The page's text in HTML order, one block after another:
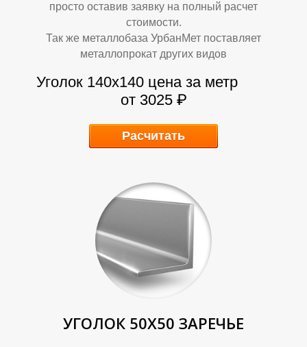
Ф
просто оставив заявку на полный расчет
стоимости.
Так же металлобаза УрбанМет поставляет
металлопрокат других видов
Уголок 140х140 цена за метр
от 3025 ₽
Расчитать
УГОЛОК 50Х50 ЗАРЕЧЬЕ
Ф